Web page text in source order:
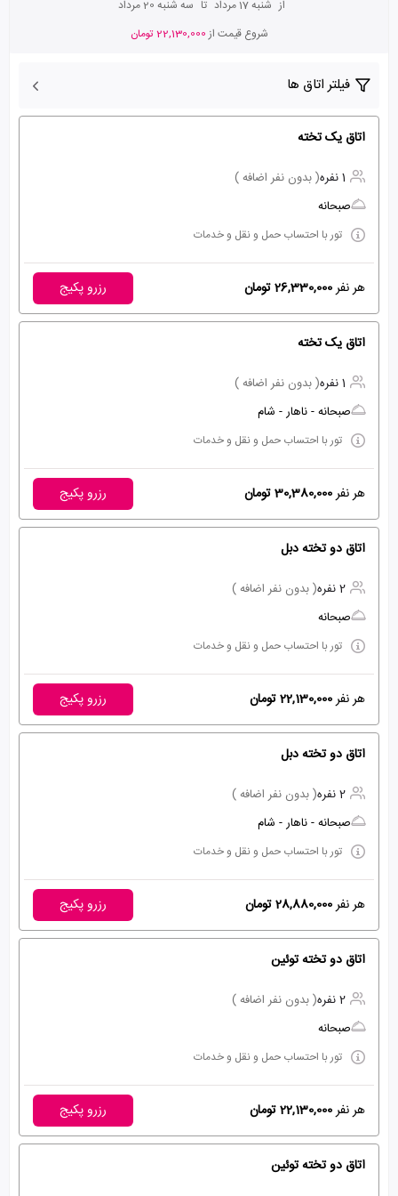
از شنبه 17 مرداد تا سه شنبه 20 مرداد
شروع قیمت از22,130,000 تومان
فیلتر اتاق ها
اتاق یک تخته
1 نفره
( بدون نفر اضافه )
صبحانه
تور با احتساب حمل و نقل و خدمات
هر نفر26,330,000 تومان رزرو پکیج
اتاق یک تخته
1 نفره
( بدون نفر اضافه )
صبحانه - ناهار - شام
تور با احتساب حمل و نقل و خدمات
هر نفر30,380,000 تومان رزرو پکیج
اتاق دو تخته دبل
2 نفره
( بدون نفر اضافه )
صبحانه
تور با احتساب حمل و نقل و خدمات
هر نفر22,130,000 تومان رزرو پکیج
اتاق دو تخته دبل
2 نفره
( بدون نفر اضافه )
صبحانه - ناهار - شام
تور با احتساب حمل و نقل و خدمات
هر نفر28,880,000 تومان رزرو پکیج
اتاق دو تخته توئین
2 نفره
( بدون نفر اضافه )
صبحانه
تور با احتساب حمل و نقل و خدمات
هر نفر22,130,000 تومان رزرو پکیج
اتاق دو تخته توئین